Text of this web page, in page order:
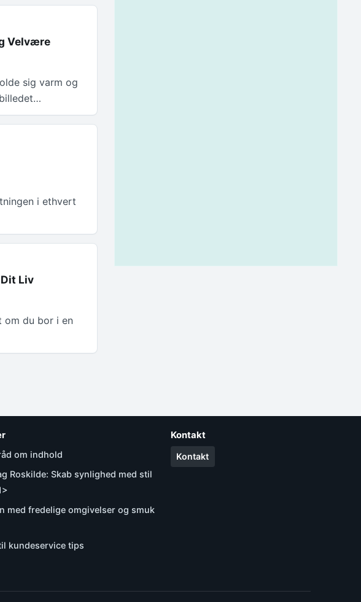
Velvære
sig varm og
i ethvert
Liv
om du bor i en
om indhold
Roskilde: Skab synlighed med stil
med fredelige omgivelser og smuk
kundeservice tips
Kontakt
Kontakt